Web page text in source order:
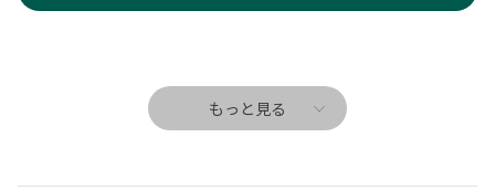
もっと見る